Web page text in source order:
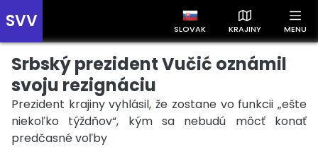
SVV SLOVAK KRAJINY MENU
Prehľad správ podľa krajín
Zobrazte si správy rozdelené podľa krajín a získajte rýchly
prehľad o dianí vo svete.
Srbský prezident Vučić oznámil
svoju rezignáciu
Prezident krajiny vyhlásil, že zostane vo funkcii „ešte
niekoľko týždňov“, kým sa nebudú môcť konať
predčasné voľby